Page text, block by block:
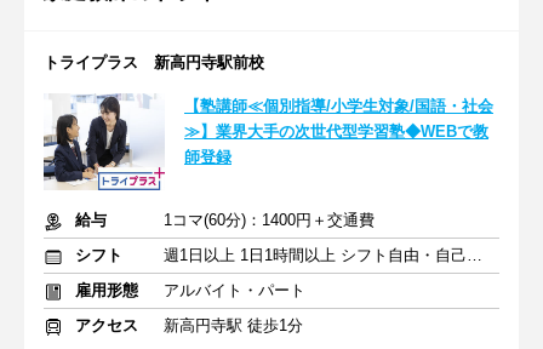
トライプラス 新高円寺駅前校
【塾講師≪個別指導/小学生対象/国語・社会
≫】業界大手の次世代型学習塾◆WEBで教
師登録
給与
1コマ(60分)：1400円＋交通費
シフト
週1日以上 1日1時間以上 シフト自由・自己申告
雇用形態
アルバイト・パート
アクセス
新高円寺駅 徒歩1分